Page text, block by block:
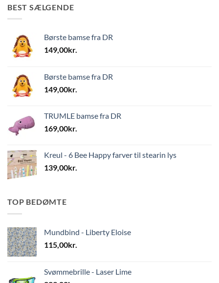
BEST SÆLGENDE
Børste bamse fra DR
149,00kr.
Børste bamse fra DR
149,00kr.
TRUMLE bamse fra DR
169,00kr.
Kreul - 6 Bee Happy farver til stearin lys
139,00kr.
TOP BEDØMTE
Mundbind - Liberty Eloise
115,00kr.
Svømmebrille - Laser Lime